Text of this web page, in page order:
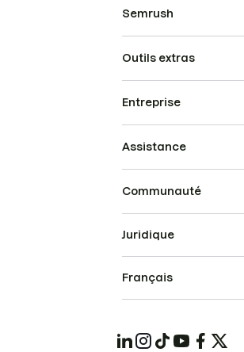
Semrush
Outils extras
Entreprise
Assistance
Communauté
Juridique
Français